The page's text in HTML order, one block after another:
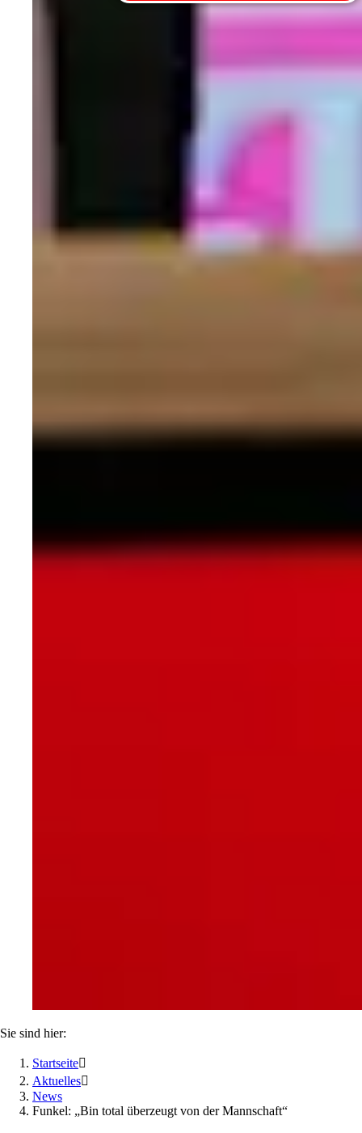
Sie sind hier:
Startseite
Aktuelles
News
Funkel: „Bin total überzeugt von der Mannschaft“